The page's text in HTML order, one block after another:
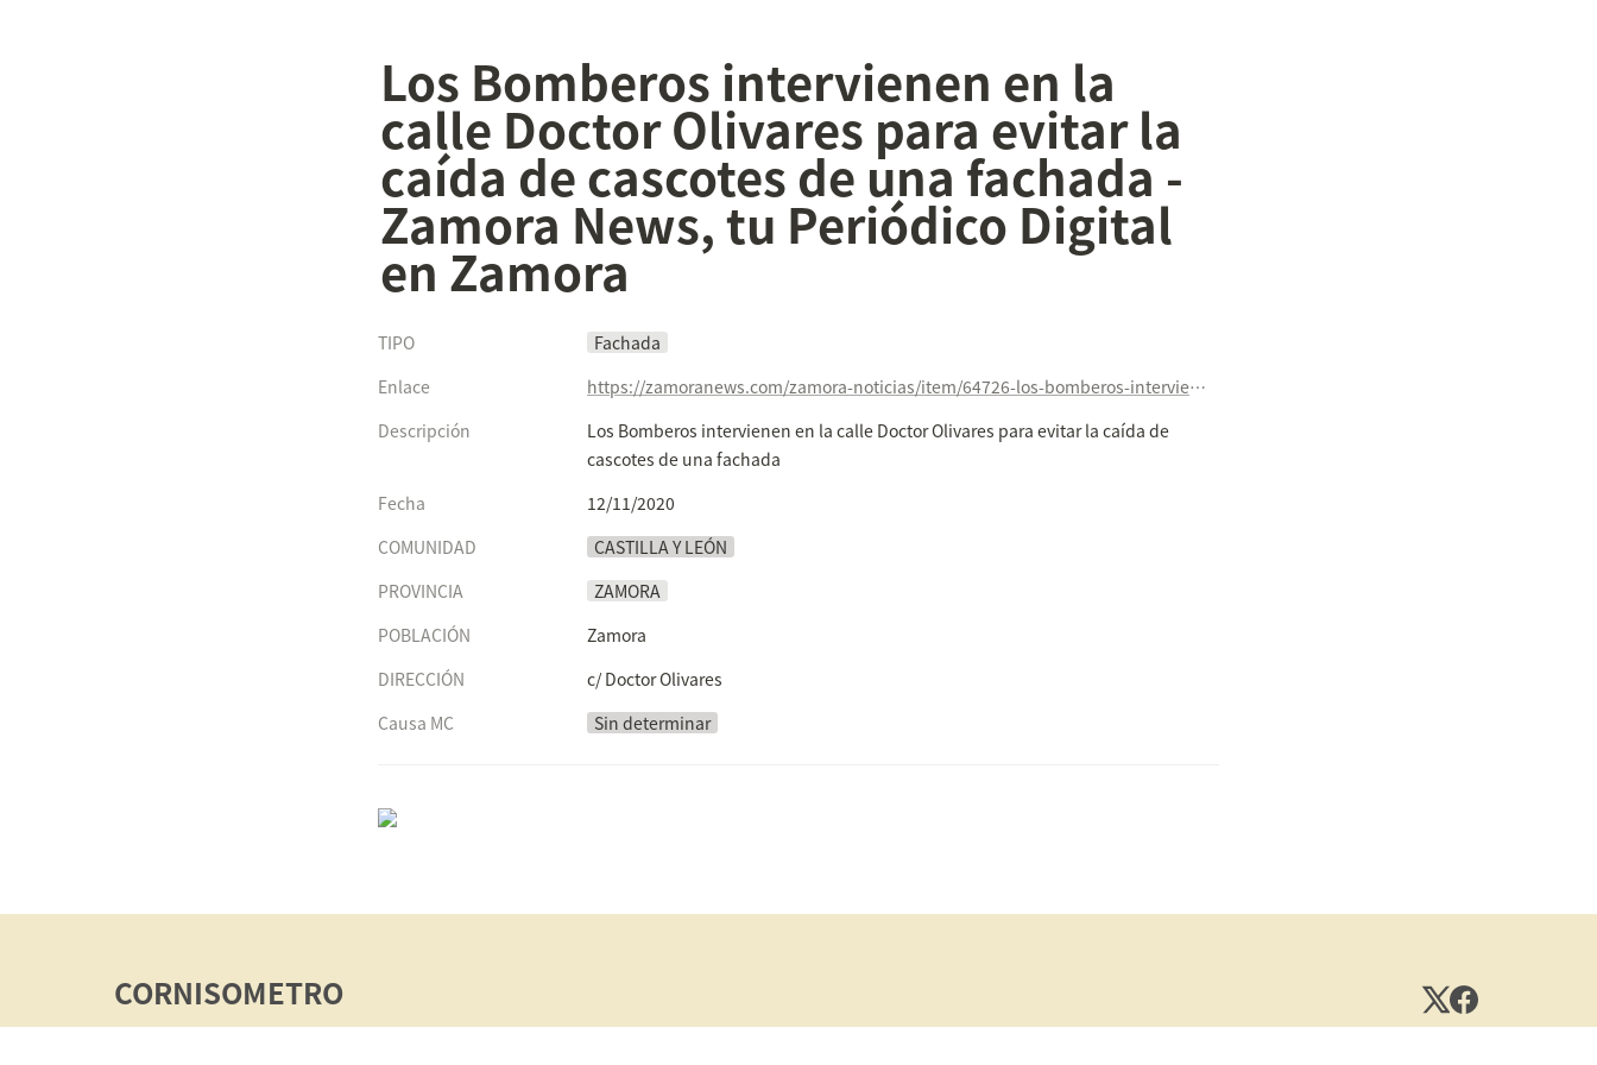
Los Bomberos intervienen en la
calle Doctor Olivares para evitar la
caída de cascotes de una fachada -
Zamora News, tu Periódico Digital
en Zamora
TIPO
Fachada
Enlace
https://zamoranews.com/zamora-noticias/item/64726-los-bomberos-intervienen-en-la-calle-doctor-olivares-para-evitar-la-caida-de-cascotes-de-una-fachada
Descripción
Los Bomberos intervienen en la calle Doctor Olivares para evitar la caída de
cascotes de una fachada
Fecha
12/11/2020
COMUNIDAD
CASTILLA Y LEÓN
PROVINCIA
ZAMORA
POBLACIÓN
Zamora
DIRECCIÓN
c/ Doctor Olivares
Causa MC
Sin determinar
CORNISOMETRO